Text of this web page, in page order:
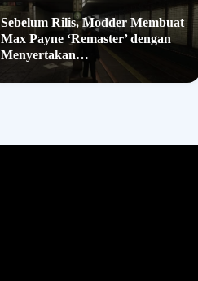
Sebelum Rilis, Modder Membuat
Max Payne ‘Remaster’ dengan
Menyertakan…